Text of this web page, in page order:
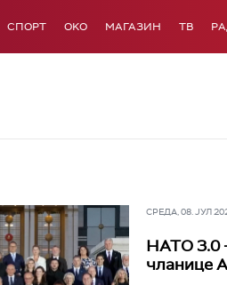
СПОРТ OKO МАГАЗИН ТВ
СРЕДА, 08. ЈУЛ
НАТО 3.0
чланице